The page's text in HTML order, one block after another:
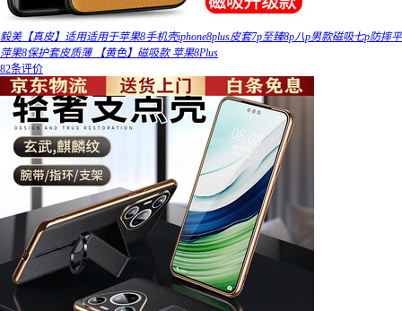
毅美【真皮】适用适用于苹果8手机壳iphone8plus皮套7p至臻8p八p男款磁吸七p防摔平
萍果8保护套皮质薄 【黄色】磁吸款 苹果8Plus
82条评价